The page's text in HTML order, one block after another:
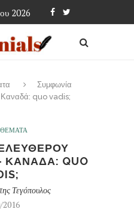
2026
Συμφωνία
Καναδά: quo vadis;
ΚΑΝΑΔΑ: QUO
Τεγόπουλος
2016